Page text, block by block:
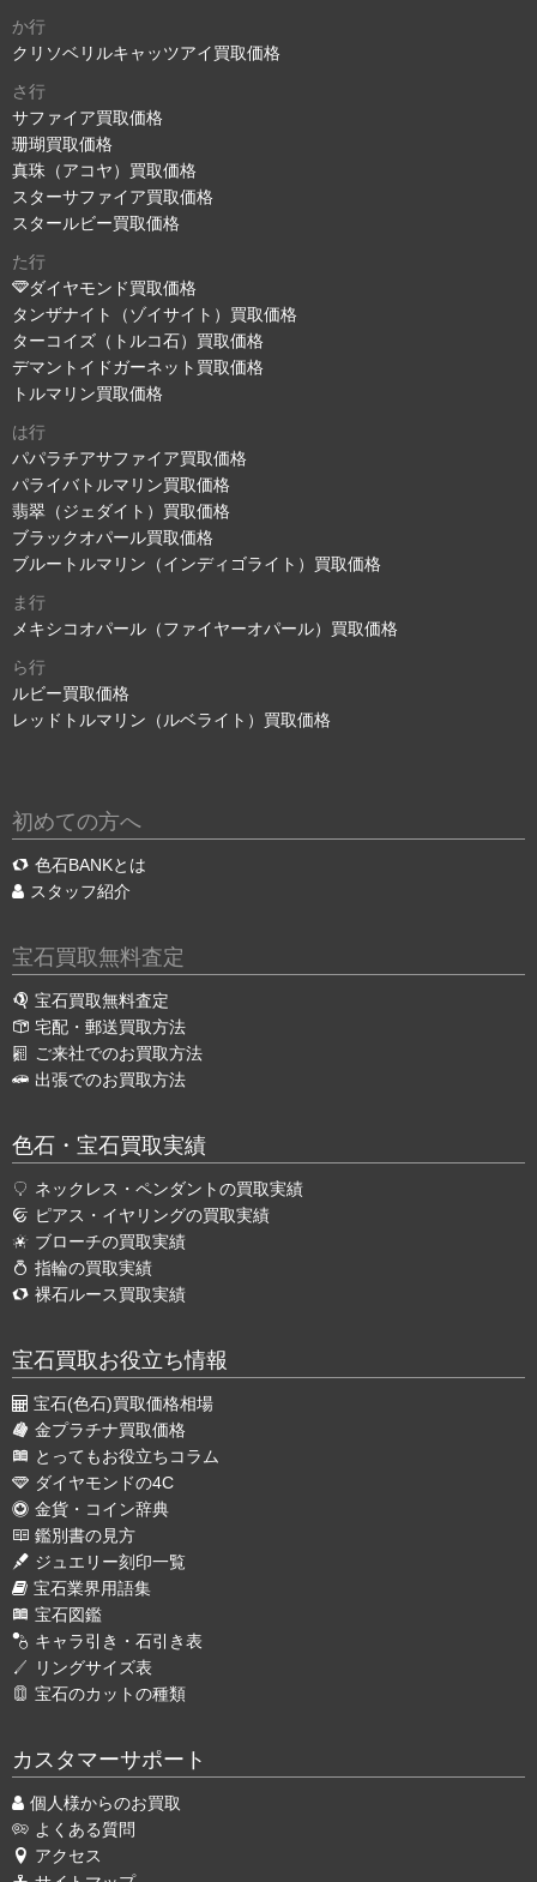
か行
クリソベリルキャッツアイ買取価格
さ行
サファイア買取価格
珊瑚買取価格
真珠（アコヤ）買取価格
スターサファイア買取価格
スタールビー買取価格
た行
ダイヤモンド買取価格
タンザナイト（ゾイサイト）買取価格
ターコイズ（トルコ石）買取価格
デマントイドガーネット買取価格
トルマリン買取価格
は行
パパラチアサファイア買取価格
パライバトルマリン買取価格
翡翠（ジェダイト）買取価格
ブラックオパール買取価格
ブルートルマリン（インディゴライト）買取価格
ま行
メキシコオパール（ファイヤーオパール）買取価格
ら行
ルビー買取価格
レッドトルマリン（ルベライト）買取価格
初めての方へ
色石BANKとは
スタッフ紹介
宝石買取無料査定
宝石買取無料査定
宅配・郵送買取方法
ご来社でのお買取方法
出張でのお買取方法
色石・宝石買取実績
ネックレス・ペンダントの買取実績
ピアス・イヤリングの買取実績
ブローチの買取実績
指輪の買取実績
裸石ルース買取実績
宝石買取お役立ち情報
宝石(色石)買取価格相場
金プラチナ買取価格
とってもお役立ちコラム
ダイヤモンドの4C
金貨・コイン辞典
鑑別書の見方
ジュエリー刻印一覧
宝石業界用語集
宝石図鑑
キャラ引き・石引き表
リングサイズ表
宝石のカットの種類
カスタマーサポート
個人様からのお買取
よくある質問
アクセス